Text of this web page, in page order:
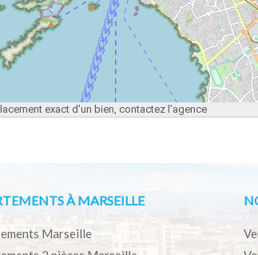
exact d'un bien, contactez l'agence
À MARSEILLE
Marseille